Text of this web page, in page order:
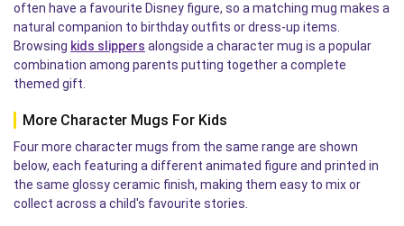
often have a favourite Disney figure, so a matching mug makes a
natural companion to birthday outfits or dress-up items.
Browsing kids slippers alongside a character mug is a popular
combination among parents putting together a complete
themed gift.
More Character Mugs For Kids
Four more character mugs from the same range are shown
below, each featuring a different animated figure and printed in
the same glossy ceramic finish, making them easy to mix or
collect across a child's favourite stories.